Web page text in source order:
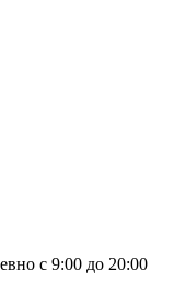
с 9:00 до 20:00